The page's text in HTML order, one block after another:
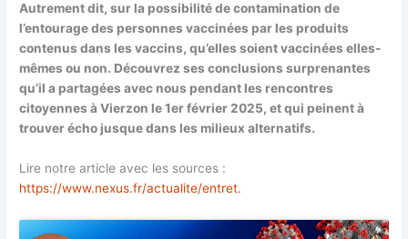
Autrement dit, sur la possibilité de contamination de
l’entourage des personnes vaccinées par les produits
contenus dans les vaccins, qu’elles soient vaccinées elles-
mêmes ou non. Découvrez ses conclusions surprenantes
qu’il a partagées avec nous pendant les rencontres
citoyennes à Vierzon le 1er février 2025, et qui peinent à
trouver écho jusque dans les milieux alternatifs.
Lire notre article avec les sources :
https://www.nexus.fr/actualite/entret.